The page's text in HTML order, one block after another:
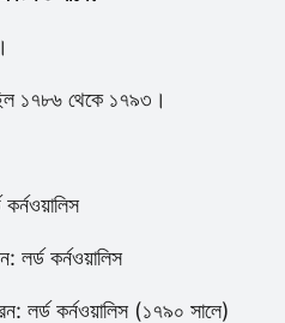
১৭৮৬ থেকে ১৭৯৩।
লর্ড কর্নওয়ালিস
লর্ড কর্নওয়ালিস (১৭৯০ সালে)